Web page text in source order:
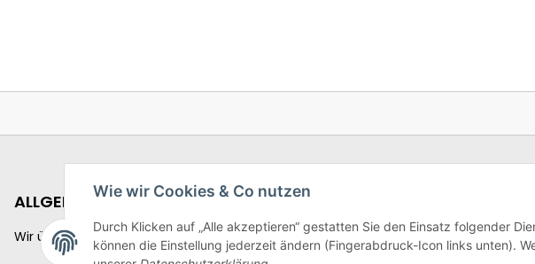
ALLGEMEINES
Wir über uns
Wie wir Cookies & Co nutzen
Durch Klicken auf „Alle akzeptieren“ gestatten Sie den Einsatz folgender
können die Einstellung jederzeit ändern (Fingerabdruck-Icon links unten).